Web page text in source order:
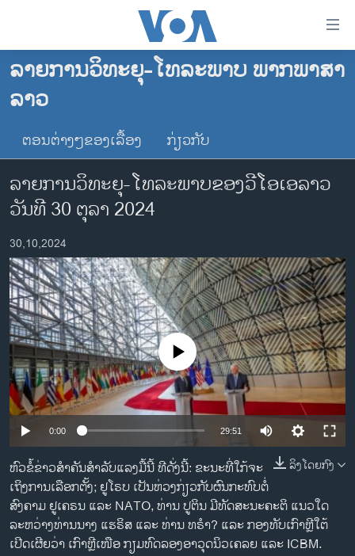
ເຂົ້າ
ຫາ
ຂ້າມ
ຫາ
ຊອກ
ໂຮມເພຈ
ລາວ
ອາເມຣິກາ
ການເລືອກຕັ້ງ ປະທານາທີບໍດີ ສະຫະລັດ 2024
ຂ່າວ​ຈີນ
ເອເຊຍ
ອິດສະຫຼະພາບດ້ານການຂ່າວ
ຊີວິດຊາວລາວ
ຊຸມຊົນຊາວລາວ
ວິທະຍາສາດ-ເທັກໂນໂລຈີ
ທຸລະກິດ
ພາສາອັງກິດ
ວີດີໂອ
ສຽງ
ລາຍການກະຈາຍສຽງ
ລາຍງານ
ຕິດຕາມພວກເຮົາ ທີ່
ລາຍການວິທະຍຸ-ໂທລະພາບ ພາກພາສາ
ລາວ
ຕອນຕ່າງໆຂອງເລື້ອງ ກ່ຽວກັບ
ລາຍການວິທະຍຸ-ໂທລະພາບຂອງວີໂອເອລາວ
ວັນທີ 30 ຕຸລາ 2024
30,10,2024
No media source currently available
0:00 29:51
ລິງໂດຍກົງ
ຫົວຂໍ້ຂ່າວສໍາຄັນສໍາລັບແລງມື້ນີ້ ທີດັ່ງນີ້: ຂະນະທີ່ໃກ້ຈະ
ເຖິງການເລືອກຕັ້ງ; ຢູໂຣບ ເປັນຫ່ວງກ່ຽວກັບຜົນກະທົບຕໍ່
ສົງຄາມ ຢູເຄຣນ ແລະ NATO, ທ່ານ ປູຕິນ ມີທັດສະນະຄະຕິ ແນວໃດ
ລະຫວ່າງທ່ານນາງ ແຮຣິສ ແລະ ທ່ານ ທຣຳ? ແລະ ກອງທັບເກົາຫຼີໃຕ້
ເປີດເຜີຍວ່າ ເກົາຫຼີເໜືອ ກຽມທົດລອງອາວຸດນິວເຄລຍ ແລະ ICBM.